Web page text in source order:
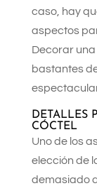
caso, hay
aspectos
Decorar
bastantes
DETALLES
CÓCTEL
Uno de los
elección de
demasiado